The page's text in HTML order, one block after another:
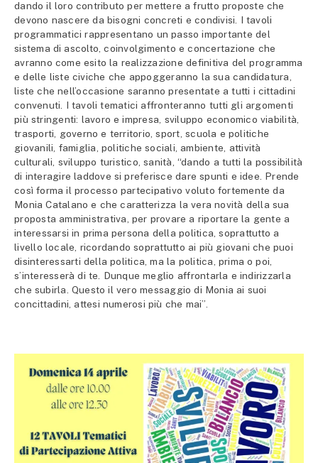
dando il loro contributo per mettere a frutto proposte che
devono nascere da bisogni concreti e condivisi. I tavoli
programmatici rappresentano un passo importante del
sistema di ascolto, coinvolgimento e concertazione che
avranno come esito la realizzazione definitiva del programma
e delle liste civiche che appoggeranno la sua candidatura,
liste che nell’occasione saranno presentate a tutti i cittadini
convenuti. I tavoli tematici affronteranno tutti gli argomenti
più stringenti: lavoro e impresa, sviluppo economico viabilità,
trasporti, governo e territorio, sport, scuola e politiche
giovanili, famiglia, politiche sociali, ambiente, attività
culturali, sviluppo turistico, sanità, “dando a tutti la possibilità
di interagire laddove si preferisce dare spunti e idee. Prende
così forma il processo partecipativo voluto fortemente da
Monia Catalano e che caratterizza la vera novità della sua
proposta amministrativa, per provare a riportare la gente a
interessarsi in prima persona della politica, soprattutto a
livello locale, ricordando soprattutto ai più giovani che puoi
disinteressarti della politica, ma la politica, prima o poi,
s’interesserà di te. Dunque meglio affrontarla e indirizzarla
che subirla. Questo il vero messaggio di Monia ai suoi
concittadini, attesi numerosi più che mai”.